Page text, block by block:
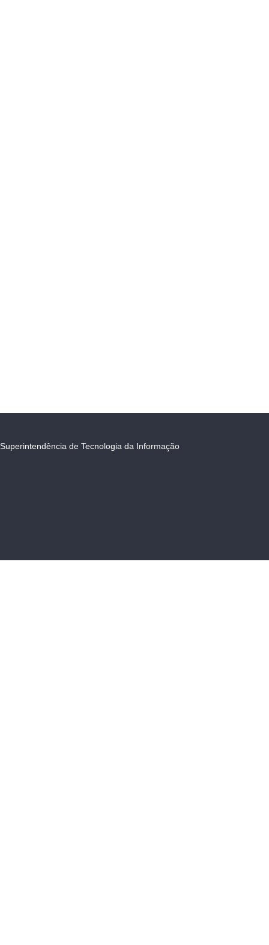
Superintendência de Tecnologia da Informação